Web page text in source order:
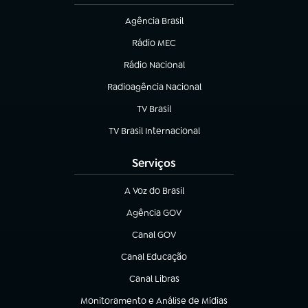
Agência Brasil
(abre em nova aba)
Rádio MEC
(abre em nova aba)
Rádio Nacional
Radioagência Nacional
(abre em nova aba)
TV Brasil
(abre em nova aba)
TV Brasil Internacional
(abre em nova aba)
Serviços
A Voz do Brasil
(abre em nova aba)
Agência GOV
(abre em nova aba)
Canal GOV
(abre em nova aba)
Canal Educação
(abre em nova aba)
Canal Libras
(abre em nova aba)
Monitoramento e Análise de Mídias
(abre em nova aba)